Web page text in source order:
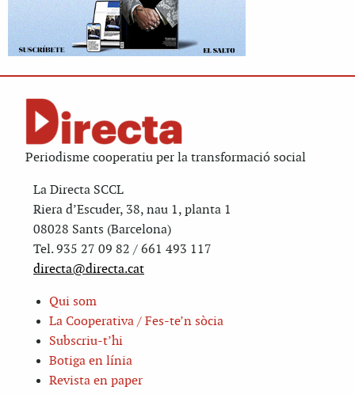
Periodisme cooperatiu per la transformació social
La Directa SCCL
Riera d’Escuder, 38, nau 1, planta 1
08028 Sants (Barcelona)
Tel. 935 27 09 82 / 661 493 117
directa@directa.cat
Qui som
La Cooperativa / Fes-te’n sòcia
Subscriu-t’hi
Botiga en línia
Revista en paper